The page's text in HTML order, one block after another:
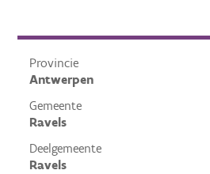
Provincie
Antwerpen
Gemeente
Ravels
Deelgemeente
Ravels